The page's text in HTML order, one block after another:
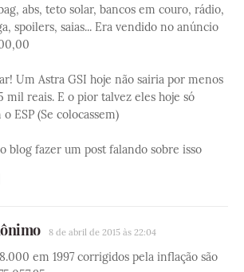
abs, teto solar, bancos em couro, rádio,
spoilers, saias... Era vendido no anúncio
Um Astra GSI hoje não sairia por menos
mil reais. E o pior talvez eles hoje só
ESP (Se colocassem)
blog fazer um post falando sobre isso
8 de abril de 2015 às 22:04
em 1997 corrigidos pela inflação são